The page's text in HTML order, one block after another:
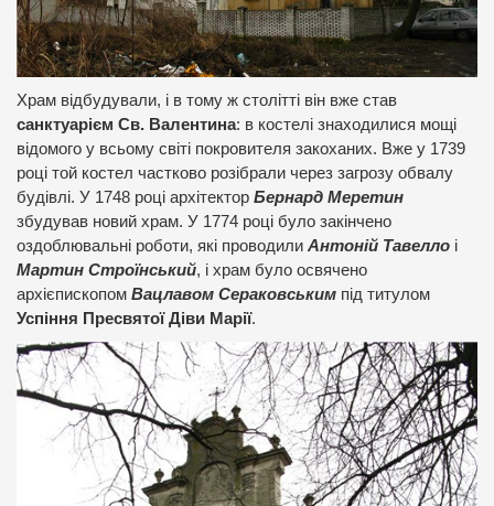
Храм відбудували, і в тому ж столітті він вже став
санктуарієм Св. Валентина: в костелі знаходилися мощі
відомого у всьому світі покровителя закоханих. Вже у 1739
році той костел частково розібрали через загрозу обвалу
будівлі. У 1748 році архітектор Бернард Меретин
збудував новий храм. У 1774 році було закінчено
оздоблювальні роботи, які проводили Антоній Тавелло і
Мартин Строїнський, і храм було освячено
архієпископом Вацлавом Сераковським під титулом
Успіння Пресвятої Діви Марії.